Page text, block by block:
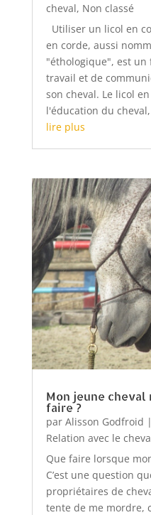
cheval, Non classé
Utiliser un licol en
en corde, aussi
"éthologique", est
travail et de
son cheval. Le licol
l'éducation du
lire plus
Mon jeune
faire ?
par Alisson Godfroid |
Relation avec le
Que faire lorsque
C’est une question
propriétaires de
tente de me mordre,